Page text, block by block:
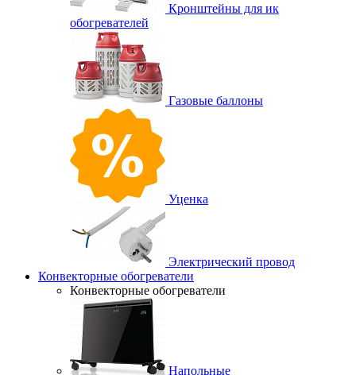
Кронштейны для ик
обогревателей
Газовые баллоны
Уценка
Электрический провод
Конвекторные обогреватели
Конвекторные обогреватели
Напольные